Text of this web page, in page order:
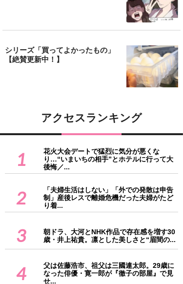
シリーズ「買ってよかったもの」
【絶賛更新中！】
アクセスランキング
1
花火大会デートで猛烈に気分が悪くな
り…“いまいちの相手”とホテルに行って大
後悔／...
2
「夫婦生活はしない」「外での発散は申告
制」産後レスで離婚危機だった夫婦がたど
り着...
3
朝ドラ、大河とNHK作品で存在感を増す30
歳・井上祐貴。凛とした美しさと“眉間の...
4
父は佐藤浩市、祖父は三國連太郎。29歳に
なった俳優・寛一郎が『徹子の部屋』で見
せ...